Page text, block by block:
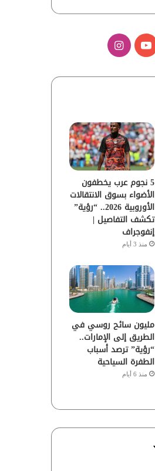
و
ب
ا
ق
ر
ا
م
5 نجوم عرب يخطفون
الأضواء بسوق الانتقالات
الأوروبية 2026.. “رؤية”
تكشف التفاصيل |
إنفوجراف
منذ 3 أيام
مليون سائح روسي في
الطريق إلى الإمارات..
“رؤية” ترصد أسباب
الطفرة السياحية
منذ 6 أيام